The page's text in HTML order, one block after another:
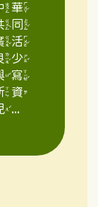
華
同
活
少
寫
資
...